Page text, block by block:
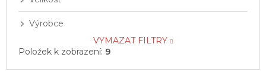
Výrobce
VYMAZAT FILTRY
Položek k zobrazení: 9